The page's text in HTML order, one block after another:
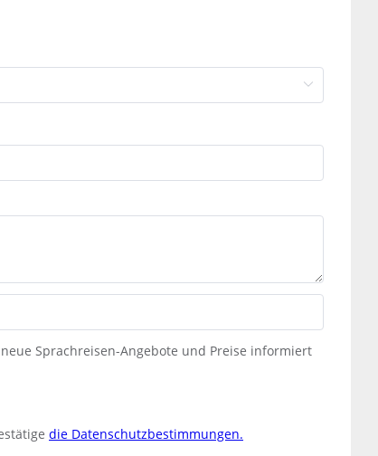
Sprachreisen-Angebote und Preise informiert
die Datenschutzbestimmungen.